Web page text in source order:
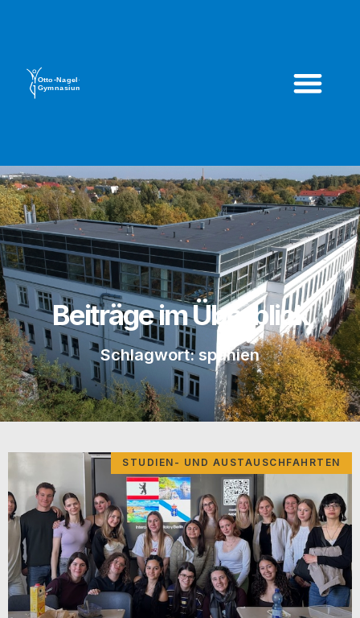
Beiträge im Überblick
Schlagwort: spanien
STUDIEN- UND AUSTAUSCHFAHRTEN